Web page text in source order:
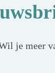
je meer